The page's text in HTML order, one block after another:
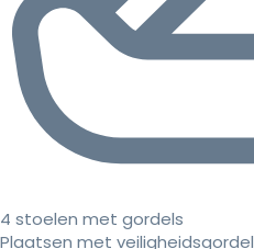
4 stoelen met gordels
Plaatsen met veiligheidsgordel